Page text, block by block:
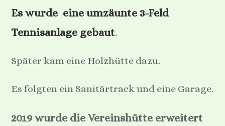
Es wurde eine umzäunte 3-Feld
Tennisanlage gebaut.
Später kam eine Holzhütte dazu.
Es folgten ein Sanitärtrack und eine Garage.
2019 wurde die Vereinshütte erweitert